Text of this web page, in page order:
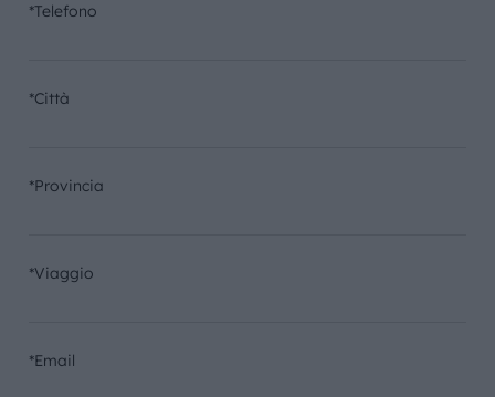
*Telefono
*Città
*Provincia
*Viaggio
*Email